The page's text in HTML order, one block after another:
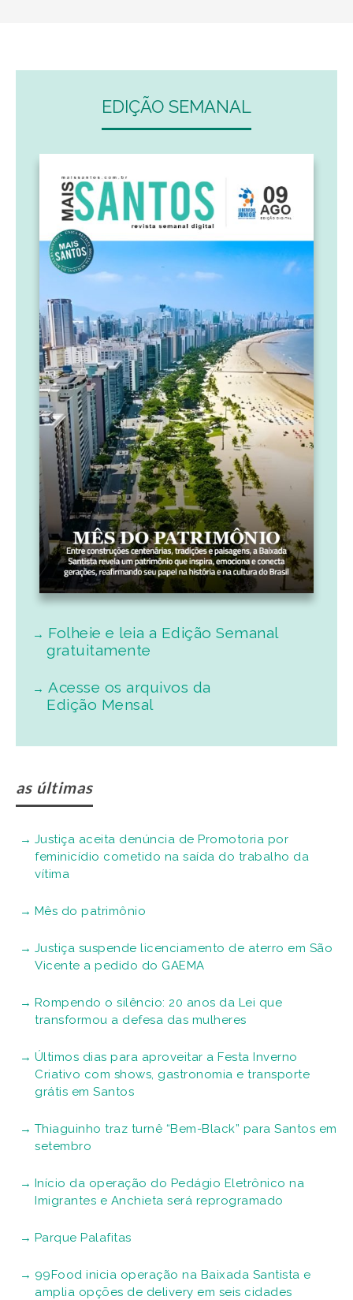
EDIÇÃO SEMANAL
Folheie e leia a Edição Semanal
gratuitamente
Acesse os arquivos da
Edição Mensal
as últimas
Justiça aceita denúncia de Promotoria por
feminicídio cometido na saída do trabalho da
vítima
Mês do patrimônio
Justiça suspende licenciamento de aterro em São
Vicente a pedido do GAEMA
Rompendo o silêncio: 20 anos da Lei que
transformou a defesa das mulheres
Últimos dias para aproveitar a Festa Inverno
Criativo com shows, gastronomia e transporte
grátis em Santos
Thiaguinho traz turnê “Bem-Black” para Santos em
setembro
Início da operação do Pedágio Eletrônico na
Imigrantes e Anchieta será reprogramado
Parque Palafitas
99Food inicia operação na Baixada Santista e
amplia opções de delivery em seis cidades